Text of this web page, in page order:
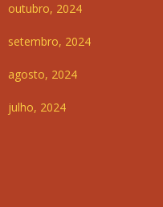
outubro, 2024
setembro, 2024
agosto, 2024
julho, 2024